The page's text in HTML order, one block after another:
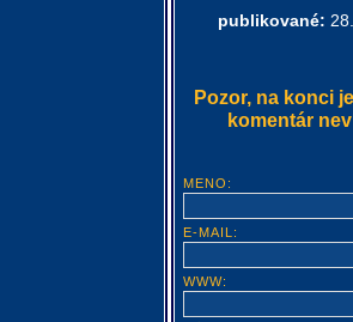
publikované:
Pozor, na konci
komentár
MENO:
E-MAIL:
WWW: